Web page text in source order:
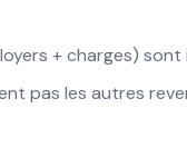
+ charges)
pas les autres